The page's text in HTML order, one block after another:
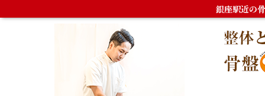
銀座駅近の